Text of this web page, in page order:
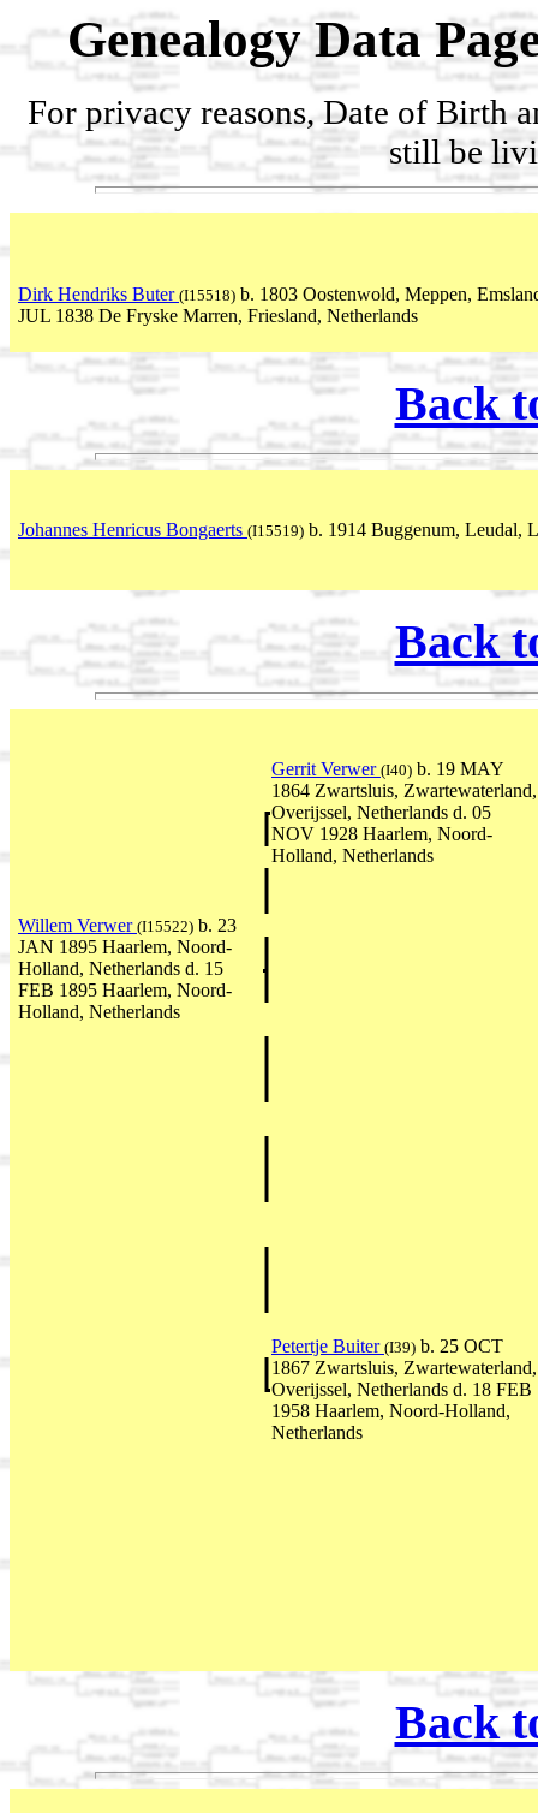
Genealogy Data
For privacy reasons, Date of Birth
still be
Dirk Hendriks Buter (I15518) b. 1803 Oostenwold, Meppen,
JUL 1838 De Fryske Marren, Friesland, Netherlands
Back
Johannes Henricus Bongaerts (I15519) b. 1914 Buggenum, Leudal,
Back
Gerrit Verwer (I40) b. 19 MAY
1864 Zwartsluis, Zwartewaterland,
Overijssel, Netherlands d. 05
NOV 1928 Haarlem, Noord-
Holland, Netherlands
Willem Verwer (I15522) b. 23
JAN 1895 Haarlem, Noord-
Holland, Netherlands d. 15
FEB 1895 Haarlem, Noord-
Holland, Netherlands
Petertje Buiter (I39) b. 25 OCT
1867 Zwartsluis, Zwartewaterland,
Overijssel, Netherlands d. 18 FEB
1958 Haarlem, Noord-Holland,
Netherlands
Back